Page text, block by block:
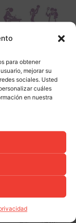
para obtener
mejorar su
sociales. Usted
cuáles
en nuestra